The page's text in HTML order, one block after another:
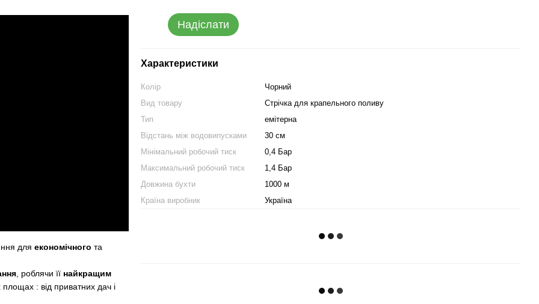
для економічного та
, роблячи її найкращим
: від приватних дач і
Надіслати
Характеристики
Колір
Чорний
Вид товару
Стрічка для крапельного поливу
Тип
емітерна
Відстань між водовипусками
30 см
Мінімальний робочий тиск
0,4 Бар
Максимальний робочий тиск
1,4 Бар
Довжина бухти
1000 м
Країна виробник
Україна